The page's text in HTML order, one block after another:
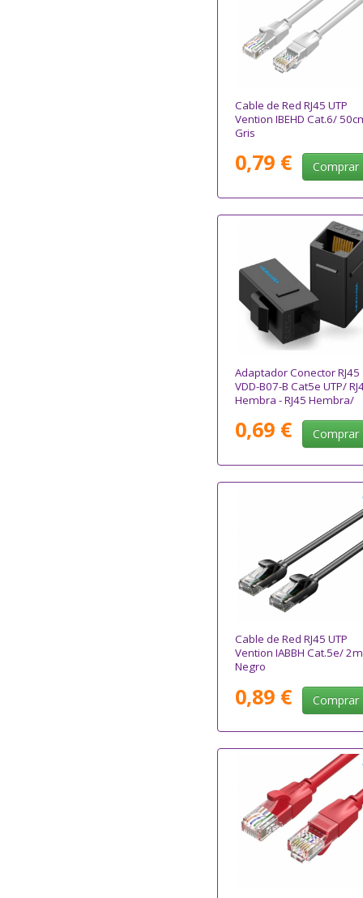
Cable de Red RJ45 UTP
Vention IBEHD Cat.6/
Gris
0,79 € Comprar
Adaptador Conector RJ45
VDD-B07-B Cat5e UTP/
Hembra - RJ45 Hembra/
0,69 € Comprar
Cable de Red RJ45 UTP
Vention IABBH Cat.5e/
Negro
0,89 € Comprar